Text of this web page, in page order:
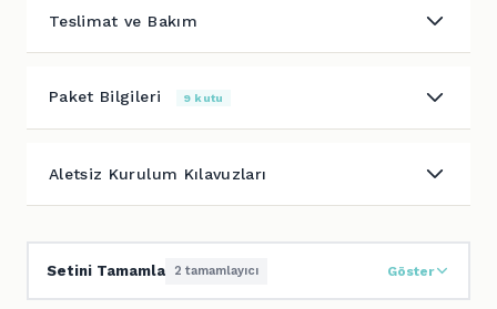
Teslimat ve Bakım
Paket Bilgileri 9 kutu
Aletsiz Kurulum Kılavuzları
Setini Tamamla 2 tamamlayıcı Göster